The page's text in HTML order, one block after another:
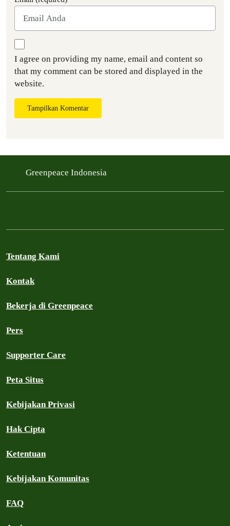
I agree on providing my name, email and content so
that my comment can be stored and displayed in the
website.
Tampilkan Komentar
Greenpeace Indonesia
Tentang Kami
Kontak
Bekerja di Greenpeace
Pers
Supporter Care
Peta Situs
Kebijakan Privasi
Hak Cipta
Ketentuan
Kebijakan Komunitas
FAQ